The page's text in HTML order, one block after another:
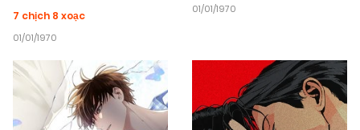
7 chịch 8 xoạc
01/01/1970
01/01/1970